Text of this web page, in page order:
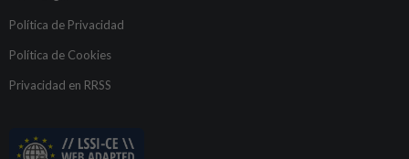
Política de Privacidad
Política de Cookies
Privacidad en RRSS